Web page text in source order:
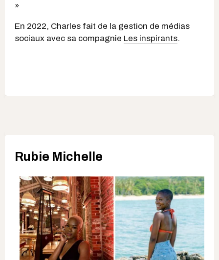
»
En 2022, Charles fait de la gestion de médias
sociaux avec sa compagnie Les inspirants.
Rubie Michelle